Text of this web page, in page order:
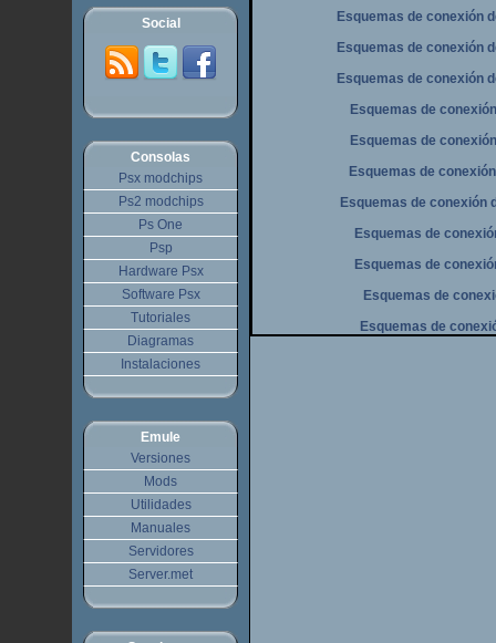
Social
Consolas
Psx modchips
Ps2 modchips
Ps One
Psp
Hardware Psx
Software Psx
Tutoriales
Diagramas
Instalaciones
Emule
Versiones
Mods
Utilidades
Manuales
Servidores
Server.met
Esquemas de conexión
Esquemas de conexión
Esquemas de conexión
Esquemas de
Esquemas de
Esquemas de
Esquemas de conexión
Esquemas de
Esquemas de
Esquemas de
Esquemas de